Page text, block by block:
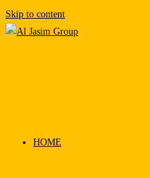
Skip to content
HOME